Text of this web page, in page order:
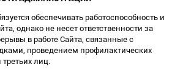
обеспечивать работоспособность и
однако не несет ответственности за
в работе Сайта, связанные с
проведением профилактических
лиц.